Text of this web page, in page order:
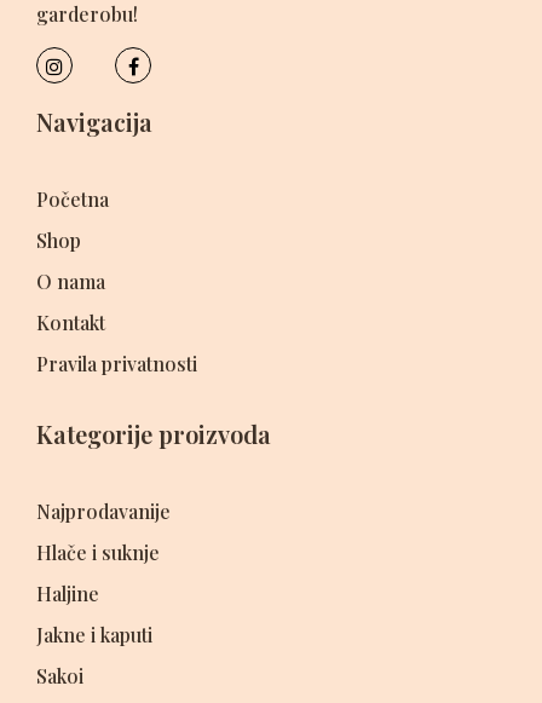
garderobu!
Navigacija
Početna
Shop
O nama
Kontakt
Pravila privatnosti
Kategorije proizvoda
Najprodavanije
Hlače i suknje
Haljine
Jakne i kaputi
Sakoi